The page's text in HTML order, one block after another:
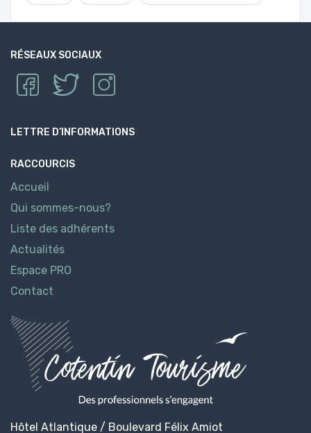
RÉSEAUX SOCIAUX
LETTRE D’INFORMATIONS
RACCOURCIS
Accueil
Qui sommes-nous?
Liste des adhérents
Actualités
Espace PRO
Contact
Hôtel Atlantique / Boulevard Félix Amiot